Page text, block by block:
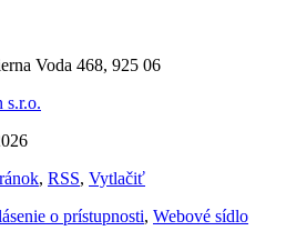
Voda 468, 925 06
s.r.o.
, RSS, Vytlačiť
o prístupnosti, Webové sídlo